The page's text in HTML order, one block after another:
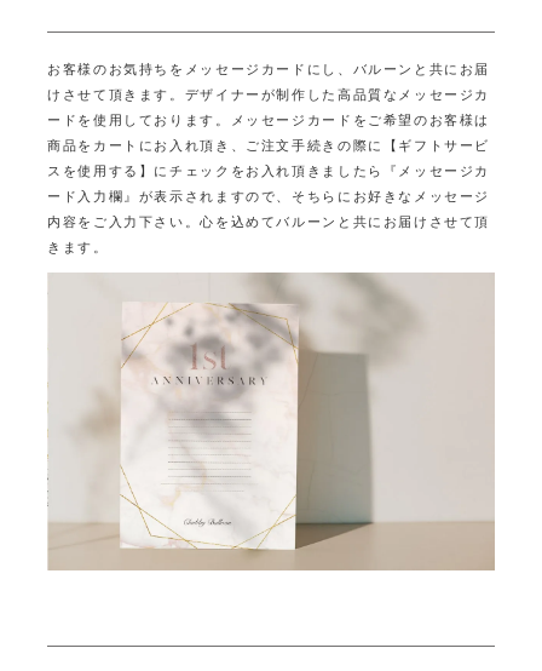
お客様のお気持ちをメッセージカードにし、バルーンと共にお届
けさせて頂きます。 デザイナーが制作した高品質なメッセージカ
ードを使用しております。
メッセージカードをご希望のお客様は
商品をカートにお入れ頂き、ご注文手続きの際に
【ギフトサービ
スを使用する】にチェックをお入れ頂きましたら
『メッセージカ
ード入力欄』が表示されますので、そちらにお好きなメッセージ
内容をご入力下さい。心を込めてバルーンと共にお届けさせて頂
きます。